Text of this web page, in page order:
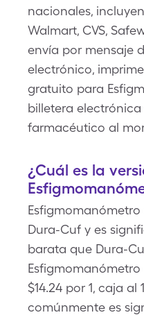
nacionales,
Walmart, CVS,
envía por mensaje
electrónico,
gratuito para
billetera
farmacéutico al
¿Cuál es la
Dura-Cuf y es
barata que Dura-
$14.24 por 1, caja
comúnmente es